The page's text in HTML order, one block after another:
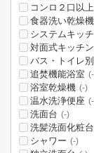
コンロ２口以上
食器洗い乾燥機
システムキッ
対面式キッチン
バス・トイレ別
追焚機能浴室
浴室乾燥機 (-)
温水洗浄便座
洗面台 (-)
洗髪洗面化粧台
シャワー (-)